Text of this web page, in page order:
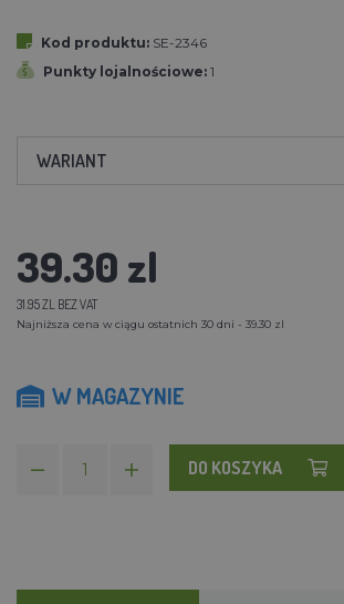
Kod produktu: SE-2346
Punkty lojalnościowe: 1
WARIANT
39.30 zl
31.95 ZL BEZ VAT
Najniższa cena w ciągu ostatnich 30 dni - 39.30 zl
W MAGAZYNIE
DO KOSZYKA